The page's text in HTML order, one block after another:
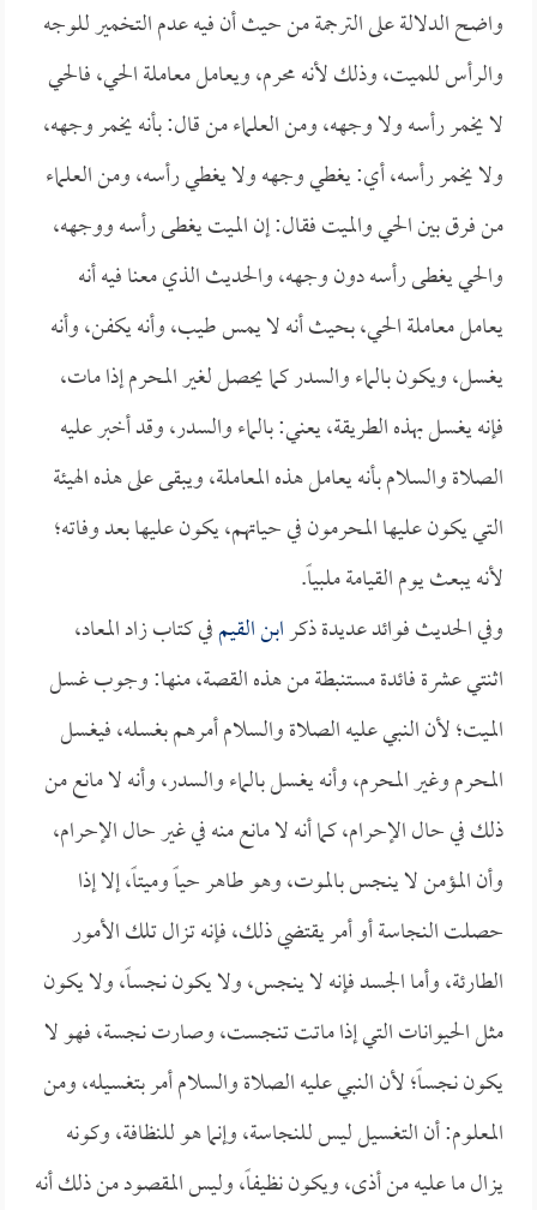
واضح الدلالة على الترجمة من حيث أن فيه عدم التخمير للوجه
والرأس للميت، وذلك لأنه محرم، ويعامل معاملة الحي، فالحي
لا يخمر رأسه ولا وجهه، ومن العلماء من قال: بأنه يخمر وجهه،
ولا يخمر رأسه، أي: يغطي وجهه ولا يغطي رأسه، ومن العلماء
من فرق بين الحي والميت فقال: إن الميت يغطى رأسه ووجهه،
والحي يغطى رأسه دون وجهه، والحديث الذي معنا فيه أنه
يعامل معاملة الحي، بحيث أنه لا يمس طيب، وأنه يكفن، وأنه
يغسل، ويكون بالماء والسدر كما يحصل لغير المحرم إذا مات،
فإنه يغسل بهذه الطريقة، يعني: بالماء والسدر، وقد أخبر عليه
الصلاة والسلام بأنه يعامل هذه المعاملة، ويبقى على هذه الهيئة
التي يكون عليها المحرمون في حياتهم، يكون عليها بعد وفاته؛
لأنه يبعث يوم القيامة ملبياً.
وفي الحديث فوائد عديدة ذكرابن القيمفي كتاب زاد المعاد،
اثنتي عشرة فائدة مستنبطة من هذه القصة، منها: وجوب غسل
الميت؛ لأن النبي عليه الصلاة والسلام أمرهم بغسله، فيغسل
المحرم وغير المحرم، وأنه يغسل بالماء والسدر، وأنه لا مانع من
ذلك في حال الإحرام، كما أنه لا مانع منه في غير حال الإحرام،
وأن المؤمن لا ينجس بالموت، وهو طاهر حياً وميتاً، إلا إذا
حصلت النجاسة أو أمر يقتضي ذلك، فإنه تزال تلك الأمور
الطارئة، وأما الجسد فإنه لا ينجس، ولا يكون نجساً، ولا يكون
مثل الحيوانات التي إذا ماتت تنجست، وصارت نجسة، فهو لا
يكون نجساً؛ لأن النبي عليه الصلاة والسلام أمر بتغسيله، ومن
المعلوم: أن التغسيل ليس للنجاسة، وإنما هو للنظافة، وكونه
يزال ما عليه من أذى، ويكون نظيفاً، وليس المقصود من ذلك أنه